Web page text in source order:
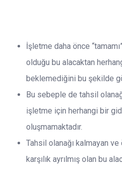
İşletme daha önce
olduğu bu alacaktan
beklemediğini bu şekilde
Bu sebeple de tahsil
işletme için herhangi bir
oluşmamaktadır.
Tahsil olanağı kalmayan
karşılık ayrılmış olan bu